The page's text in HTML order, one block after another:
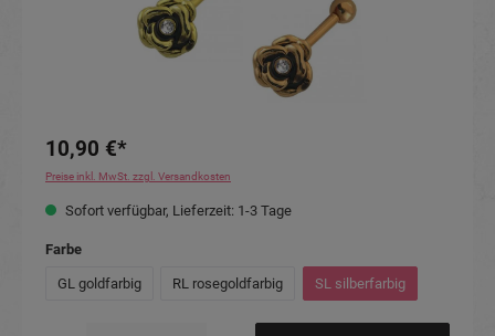
10,90 €*
Preise inkl. MwSt. zzgl. Versandkosten
Sofort verfügbar, Lieferzeit: 1-3 Tage
Farbeauswählen
GL goldfarbig RL rosegoldfarbig SL silberfarbig